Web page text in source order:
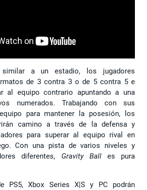
a un estadio, los jugadores
de 3 contra 3 o de 5 contra 5 e
al equipo contrario apuntando a una
numerados. Trabajando con sus
para mantener la posesión, los
camino a través de la defensa y
para superar al equipo rival en
Con una pista de varios niveles y
diferentes, Gravity Balles pura
PS5, Xbox Series X|S y PC podrán